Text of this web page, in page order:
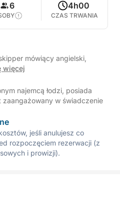
6 4h00
CZAS TRWANIA
mówiący angielski,
więcej
najemcą łodzi, posiada
zaangażowany w świadczenie
jeśli anulujesz co
rozpoczęciem rezerwacji (z
i prowizji).